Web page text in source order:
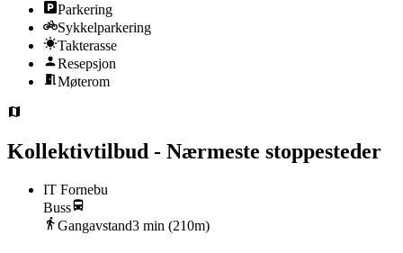
Parkering
Sykkelparkering
Takterasse
Resepsjon
Møterom
Kollektivtilbud - Nærmeste stoppesteder
IT Fornebu
Buss
Gangavstand3 min (210m)